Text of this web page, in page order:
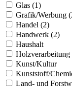
Glas (1)
Grafik/Werbung
Handel (2)
Handwerk (2)
Haushalt
Holzverarbeitung
Kunst/Kultur
Kunststoff/
Land- und